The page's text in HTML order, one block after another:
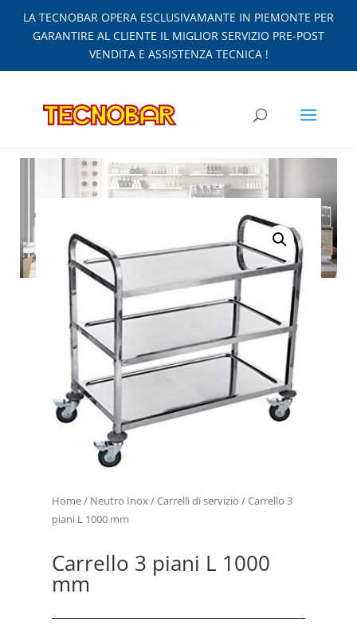
LA TECNOBAR OPERA ESCLUSIVAMANTE IN PIEMONTE PER
GARANTIRE AL CLIENTE IL MIGLIOR SERVIZIO PRE-POST
VENDITA E ASSISTENZA TECNICA !
Home/ Neutro Inox/Carrelli di servizio / Carrello 3
piani L 1000 mm
Carrello 3 piani L 1000
mm